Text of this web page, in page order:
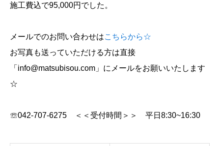
施工費込で95,000円でした。
メールでのお問い合わせはこちらから☆
お写真も送っていただける方は直接
「info@matsubisou.com」にメールをお願いいたします
☆
☏042-707-6275 ＜＜受付時間＞＞ 平日8:30~16:30